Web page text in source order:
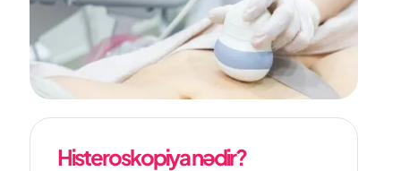
Histeroskopiya nədir?